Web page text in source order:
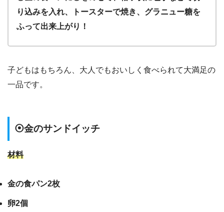
り込みを入れ、トースターで焼き、グラニュー糖を
ふって出来上がり！
子どもはもちろん、大人でもおいしく食べられて大満足の
一品です。
⦿金のサンドイッチ
材料
金の食パン2枚
卵2個